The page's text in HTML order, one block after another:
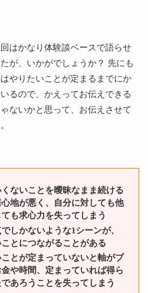
はかなり体験談ベースで語らせ
が、いかがでしょうか？ 先にも
やりたいことが定まるまでにか
るので、かえってお伝えできる
ないかと思って、お伝えさせて
ないことを曖昧なまま続ける
地が悪く、自分に対しても他
も求心力を失ってしまう
しかないような1シーンが、
とにつながることがある
とが定まっていないと軸がブ
や時間、定まっていれば得ら
あろうことを失ってしまう